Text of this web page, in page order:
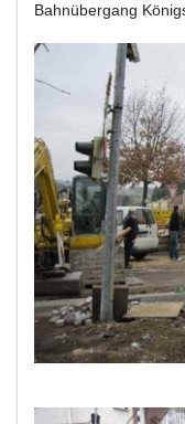
Bahnübergang